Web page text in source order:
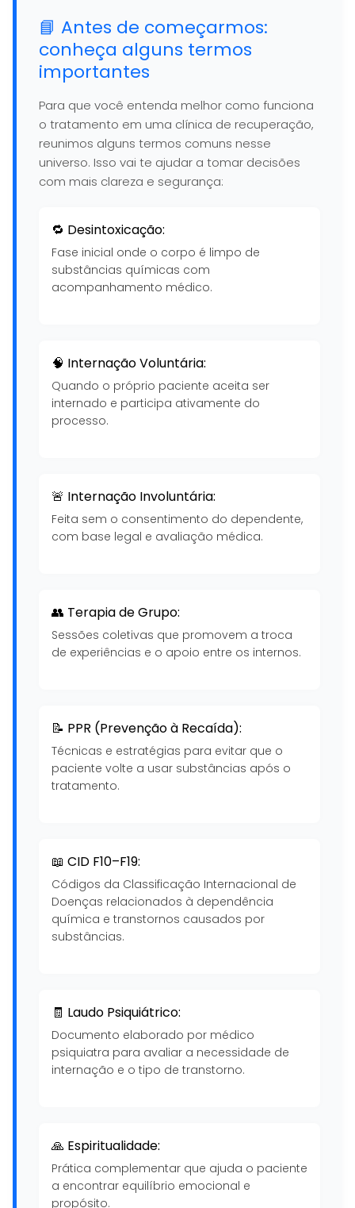
📘 Antes de começarmos:
conheça alguns termos
importantes
Para que você entenda melhor como funciona
o tratamento em uma clínica de recuperação,
reunimos alguns termos comuns nesse
universo. Isso vai te ajudar a tomar decisões
com mais clareza e segurança:
🔁 Desintoxicação:
Fase inicial onde o corpo é limpo de
substâncias químicas com
acompanhamento médico.
🧠 Internação Voluntária:
Quando o próprio paciente aceita ser
internado e participa ativamente do
processo.
🚨 Internação Involuntária:
Feita sem o consentimento do dependente,
com base legal e avaliação médica.
👥 Terapia de Grupo:
Sessões coletivas que promovem a troca
de experiências e o apoio entre os internos.
📝 PPR (Prevenção à Recaída):
Técnicas e estratégias para evitar que o
paciente volte a usar substâncias após o
tratamento.
📖 CID F10–F19:
Códigos da Classificação Internacional de
Doenças relacionados à dependência
química e transtornos causados por
substâncias.
🧾 Laudo Psiquiátrico:
Documento elaborado por médico
psiquiatra para avaliar a necessidade de
internação e o tipo de transtorno.
🙏 Espiritualidade:
Prática complementar que ajuda o paciente
a encontrar equilíbrio emocional e
propósito.